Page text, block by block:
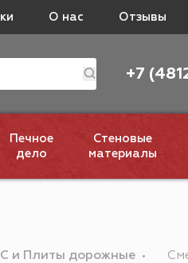
О нас Отзывы
+7
Печное
дело
Стеновые
материалы
и Плиты дорожные